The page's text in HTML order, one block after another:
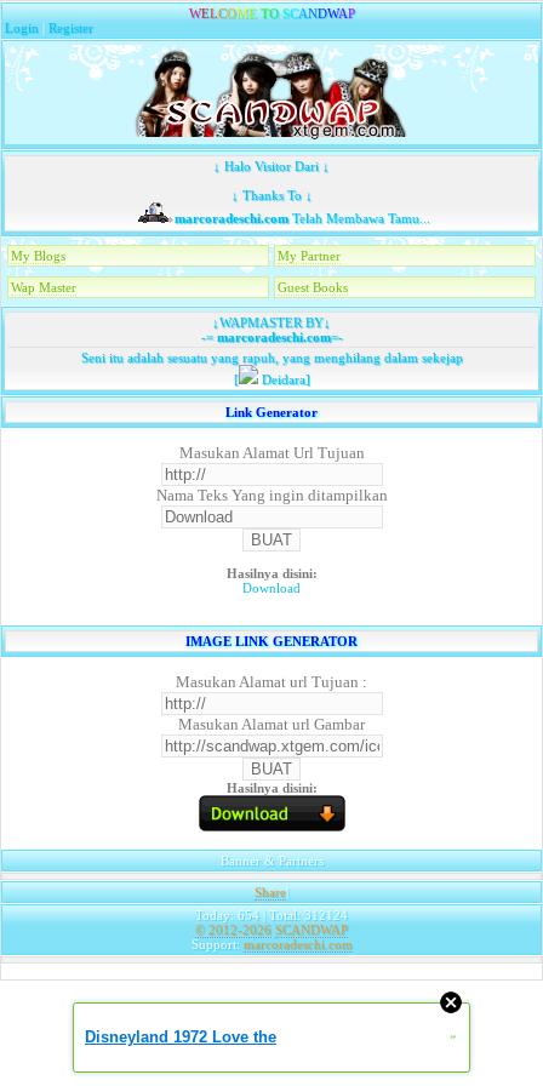
WELCOME TO SCANDWAP
Login |Register
↓ Halo Visitor Dari ↓
↓ Thanks To ↓
marcoradeschi.comTelah Membawa Tamu...
My Blogs My Partner
Wap Master Guest Books
↓WAPMASTER BY↓
-=marcoradeschi.com=-
Seni itu adalah sesuatu yang rapuh, yang menghilang dalam sekejap
[
Deidara]
Link Generator
Masukan Alamat Url Tujuan
Nama Teks Yang ingin ditampilkan
Hasilnya disini:
Download
IMAGE LINK GENERATOR
Masukan Alamat url Tujuan :
Masukan Alamat url Gambar
Hasilnya disini:
Banner & Partners
Share|
Today: 654 | Total: 312124
© 2012-2026 SCANDWAP
Support: marcoradeschi.com
Disneyland 1972 Love the »